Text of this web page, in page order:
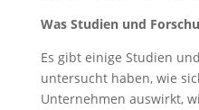
Was Studien und
Es gibt einige Studien
untersucht haben, wie
Unternehmen auswirkt,